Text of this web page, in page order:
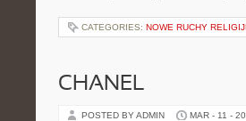
CATEGORIES: NOWE RUCHY
CHANEL
POSTED BY ADMIN MAR - 11 -